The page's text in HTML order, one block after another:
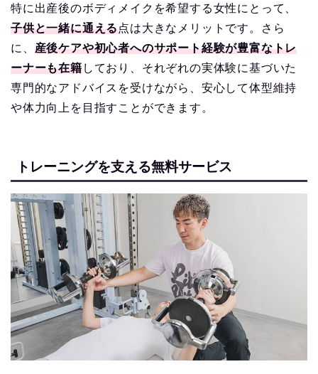
特に出産後のボディメイクを希望する女性にとって、
子供と一緒に通える点は大きなメリットです。さら
に、 産後ケアや初心者へのサポート経験が豊富なトレ
ーナーも在籍しており、それぞれの実体験に基づいた
専門的なアドバイスを受けながら、安心して体型維持
や体力向上を目指すことができます。
トレーニングを支える無料サービス